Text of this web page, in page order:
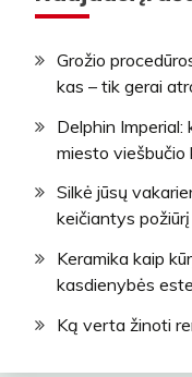
Grožio
kas – tik gerai
Delphin
miesto
Silkė jūsų
keičiantys
Keramika kaip
kasdienybės
Ką verta žinoti